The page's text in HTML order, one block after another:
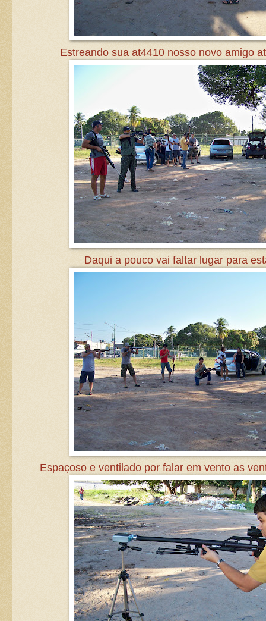
Estreando sua at4410 nosso novo amigo
Daqui a pouco vai faltar lugar para
Espaçoso e ventilado por falar em vento as